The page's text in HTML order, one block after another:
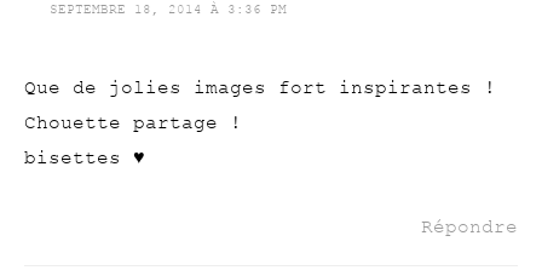
SEPTEMBRE 18, 2014 À 3:36 PM
Que de jolies images fort inspirantes !
Chouette partage !
bisettes ♥
Répondre